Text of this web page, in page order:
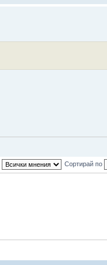
Сортирай по